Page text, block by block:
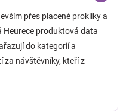
přes placené prokliky a
Heurece produktová data
do kategorií a
za návštěvníky, kteří z